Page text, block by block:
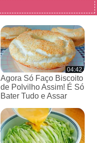
04:42
Agora Só Faço Biscoito
de Polvilho Assim! É Só
Bater Tudo e Assar